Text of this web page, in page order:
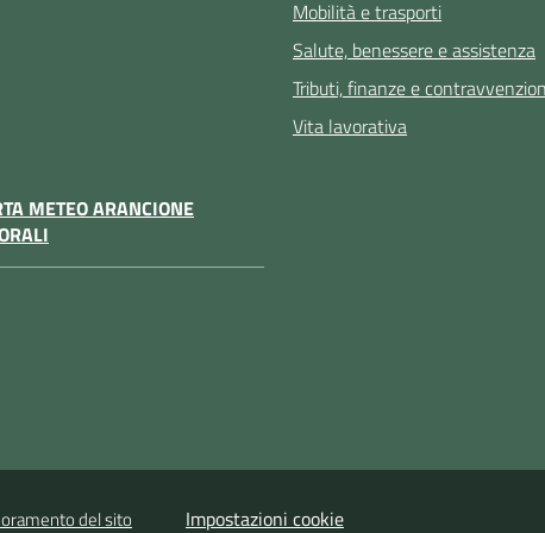
Mobilità e trasporti
Salute, benessere e assistenza
Tributi, finanze e
Vita lavorativa
METEO ARANCIONE
del sito Impostazioni cookie